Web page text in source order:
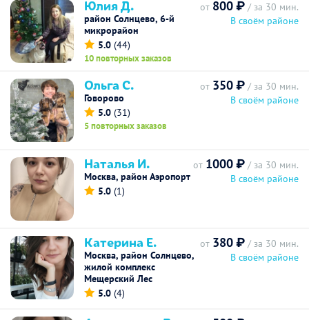
Юлия Д.
район Солнцево, 6-й
микрорайон
5.0 (44)
10 повторных заказов
от 800 ₽ / за 30 мин.
В своём районе
Ольга С.
Говорово
5.0 (31)
5 повторных заказов
от 350 ₽ / за 30 мин.
В своём районе
Наталья И.
Москва, район Аэропорт
5.0 (1)
от 1000 ₽ / за 30 мин.
В своём районе
Катерина Е.
Москва, район Солнцево,
жилой комплекс
Мещерский Лес
5.0 (4)
от 380 ₽ / за 30 мин.
В своём районе